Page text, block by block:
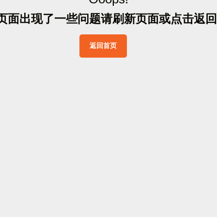
面出现了一些问题请刷新页面或点击返 回
返回首页